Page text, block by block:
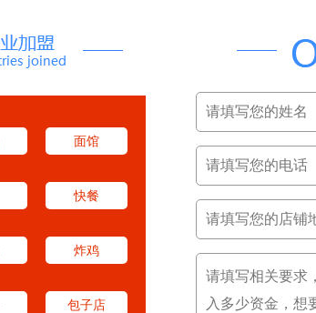
面馆
快餐
炸鸡
包子店